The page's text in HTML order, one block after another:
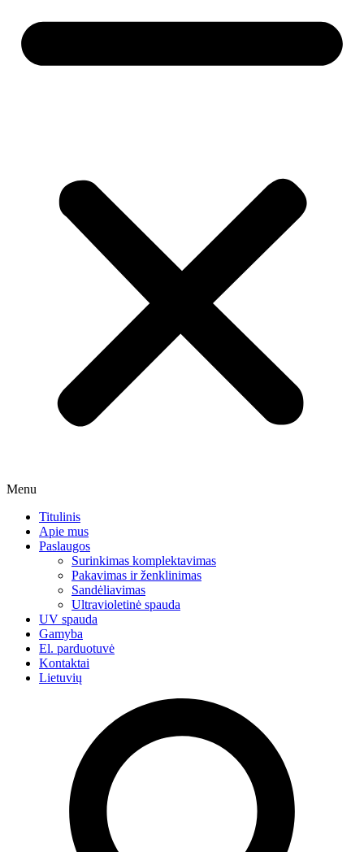
Menu
Titulinis
Apie mus
Paslaugos
Surinkimas komplektavimas
Pakavimas ir ženklinimas
Sandėliavimas
Ultravioletinė spauda
UV spauda
Gamyba
El. parduotuvė
Kontaktai
Lietuvių